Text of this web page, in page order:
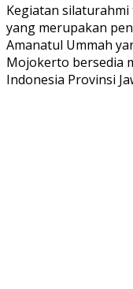
Kegiatan
yang merupakan
Amanatul Ummah
Mojokerto bersedia
Indonesia Provinsi